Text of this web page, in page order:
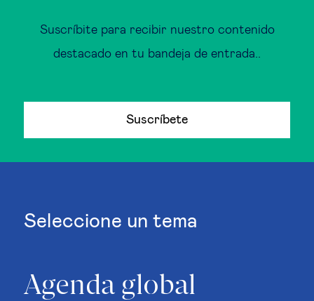
Suscríbite para recibir nuestro contenido
destacado en tu bandeja de entrada..
Suscríbete
Seleccione un tema
Agenda global